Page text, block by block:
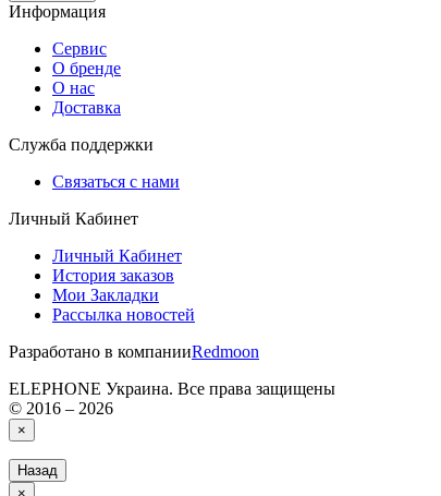
Информация
Сервис
О бренде
О нас
Доставка
Служба поддержки
Связаться с нами
Личный Кабинет
Личный Кабинет
История заказов
Мои Закладки
Рассылка новостей
Разработано в компанииRedmoon
ELEPHONE Украина. Все права защищены
© 2016 – 2026
×
Назад